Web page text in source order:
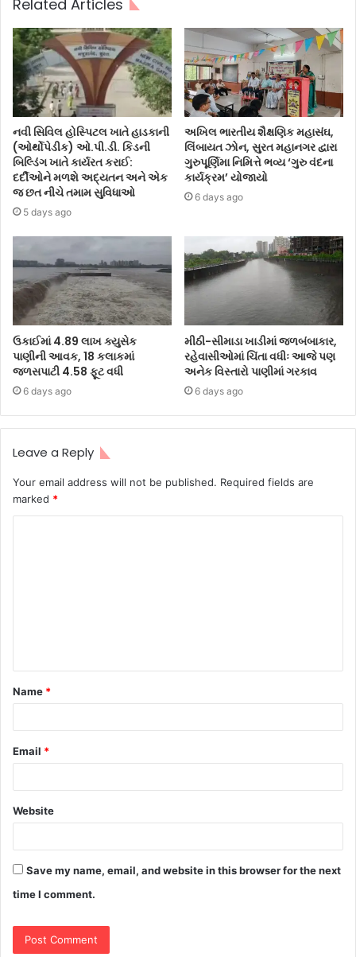
Related Articles
નવી સિવિલ હોસ્પિટલ ખાતે હાડકાની
(ઓર્થોપેડીક) ઓ.પી.ડી. કિડની
બિલ્ડિંગ ખાતે કાર્યરત કરાઈ:
દર્દીઓને મળશે અદ્યતન અને એક
જ છત નીચે તમામ સુવિધાઓ
5 days ago
અખિલ ભારતીય શૈક્ષણિક મહાસંઘ,
લિંબાયત ઝોન, સુરત મહાનગર દ્વારા
ગુરુપૂર્ણિમા નિમિત્તે ભવ્ય ‘ગુરુ વંદના
કાર્યક્રમ’ યોજાયો
6 days ago
ઉકાઈમાં 4.89 લાખ ક્યુસેક
પાણીની આવક, 18 કલાકમાં
જળસપાટી 4.58 ફૂટ વધી
6 days ago
મીઠી-સીમાડા ખાડીમાં જળબંબાકાર,
રહેવાસીઓમાં ચિંતા વધીઃ આજે પણ
અનેક વિસ્તારો પાણીમાં ગરકાવ
6 days ago
Leave a Reply
Your email address will not be published. Required fields are
marked *
Name *
Email *
Website
Save my name, email, and website in this browser for the next
time I comment.